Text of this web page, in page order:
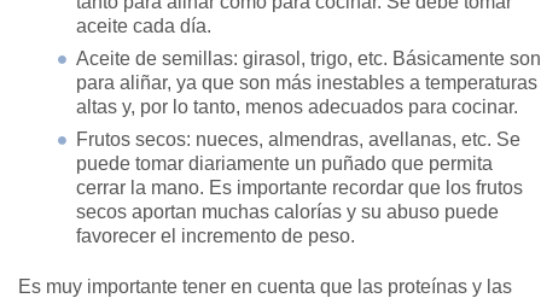
aceite cada día.
Aceite de semillas: girasol, trigo, etc. Básicamente son
para aliñar, ya que son más inestables a temperaturas
altas y, por lo tanto, menos adecuados para cocinar.
Frutos secos: nueces, almendras, avellanas, etc. Se
puede tomar diariamente un puñado que permita
cerrar la mano. Es importante recordar que los frutos
secos aportan muchas calorías y su abuso puede
favorecer el incremento de peso.
Es muy importante tener en cuenta que las proteínas y las